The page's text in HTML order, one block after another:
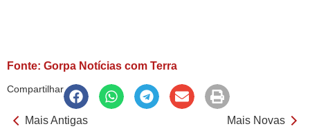
Fonte: Gorpa Notícias com Terra
Compartilhar
Mais Antigas Mais Novas